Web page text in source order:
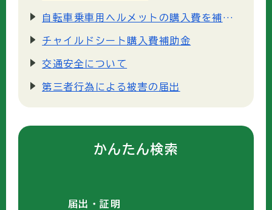
自転車乗車用ヘルメットの購入費を補助します。
チャイルドシート購入費補助金
交通安全について
第三者行為による被害の届出
かんたん検索
届出・証明